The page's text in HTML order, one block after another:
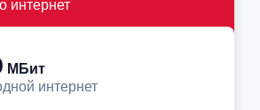
интернет
МБит
интернет